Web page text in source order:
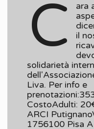
C
ara
il
solidarietà
Liva. Per info e
CostoAdulti:
ARCI
1756100 Pisa